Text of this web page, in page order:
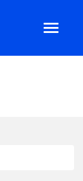
Toggle